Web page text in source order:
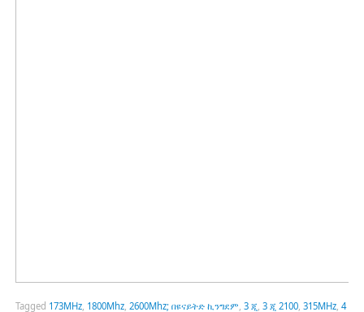
Tagged 173MHz, 1800Mhz, 2600Mhz; በዩናይትድ ኪንግደም 3 ጂ 3 ጂ 2100, 315MHz, 4